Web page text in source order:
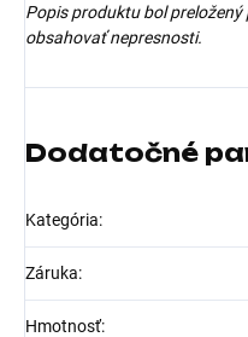
Popis produktu bol
obsahovať nepresnosti.
Dodatočné
Kategória:
Záruka:
Hmotnosť: